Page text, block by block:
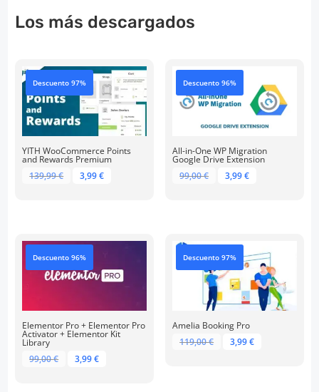
Los más descargados
Descuento 97%
YITH WooCommerce Points
and Rewards Premium
139,99€ 3,99€
Descuento 96%
All-in-One WP Migration
Google Drive Extension
99,00€ 3,99€
Descuento 96%
Elementor Pro + Elementor Pro
Activator + Elementor Kit
Library
99,00€ 3,99€
Descuento 97%
Amelia Booking Pro
119,00€ 3,99€